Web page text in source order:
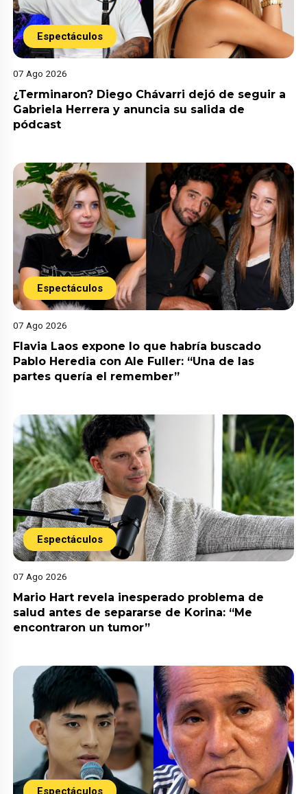
Espectáculos
07 Ago 2026
¿Terminaron? Diego Chávarri dejó de seguir a
Gabriela Herrera y anuncia su salida de
pódcast
Espectáculos
07 Ago 2026
Flavia Laos expone lo que habría buscado
Pablo Heredia con Ale Fuller: “Una de las
partes quería el remember”
Espectáculos
07 Ago 2026
Mario Hart revela inesperado problema de
salud antes de separarse de Korina: “Me
encontraron un tumor”
Espectáculos